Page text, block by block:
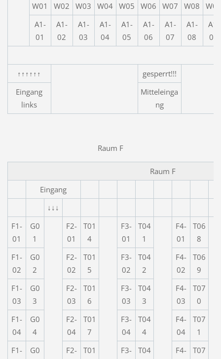
W01 W02 W03 W04 W05 W06 W07 W08
A1-
01
A1-
02
A1-
03
A1-
04
A1-
05
A1-
06
A1-
07
A1-
08
A1-
09
↑↑↑↑↑↑
gesperrt!!!
Eingang
links
Mitteleinga
ng
Raum F
Raum F
Eingang
↓↓↓
F1-
01
G0
1
F2-
01
T01
4
F3-
01
T04
1
F4-
01
T06
8
F1-
02
G0
2
F2-
02
T01
5
F3-
02
T04
2
F4-
02
T06
9
F1-
03
G0
3
F2-
03
T01
6
F3-
03
T04
3
F4-
03
T07
0
F1-
04
G0
4
F2-
04
T01
7
F3-
04
T04
4
F4-
04
T07
1
F1-
G0
F2-
T01
F3-
T04
F4-
T07